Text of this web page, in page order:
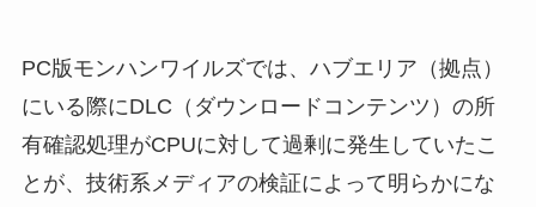
PC版モンハンワイルズでは、ハブエリア（拠点）
にいる際にDLC（ダウンロードコンテンツ）の所
有確認処理がCPUに対して過剰に発生していたこ
とが、技術系メディアの検証によって明らかにな